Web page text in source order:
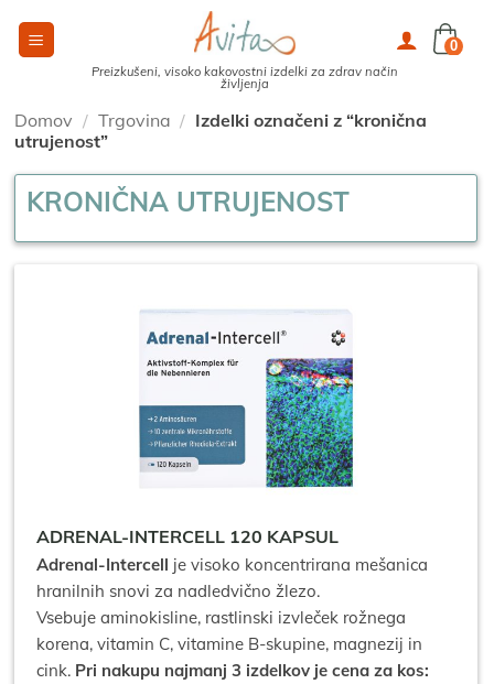
Preizkušeni, visoko kakovostni izdelki za zdrav način
življenja
0
Domov / Trgovina / Izdelki označeni z “kronična
utrujenost”
KRONIČNA UTRUJENOST
ADRENAL-INTERCELL 120 KAPSUL
Adrenal-Intercell je visoko koncentrirana mešanica
hranilnih snovi za nadledvično žlezo.
Vsebuje aminokisline, rastlinski izvleček rožnega
korena, vitamin C, vitamine B-skupine, magnezij in
cink. Pri nakupu najmanj 3 izdelkov je cena za kos: